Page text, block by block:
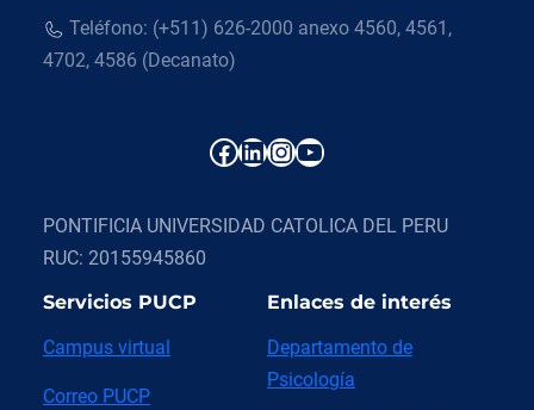
Teléfono: (+511) 626-2000 anexo 4560, 4561,
4702, 4586 (Decanato)
Facebook LinkedIn InstagramYouTube
PONTIFICIA UNIVERSIDAD CATOLICA DEL PERU
RUC: 20155945860
Servicios PUCP
Campus virtual
Correo PUCP
Enlaces de interés
Departamento de
Psicología